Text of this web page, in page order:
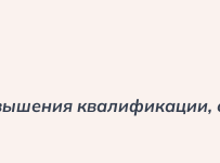
квалификации,